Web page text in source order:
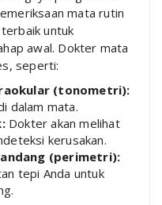
mata rutin
untuk
awal. Dokter mata
seperti:
(tonometri):
dalam mata.
Dokter akan melihat
kerusakan.
(perimetri):
tepi Anda untuk